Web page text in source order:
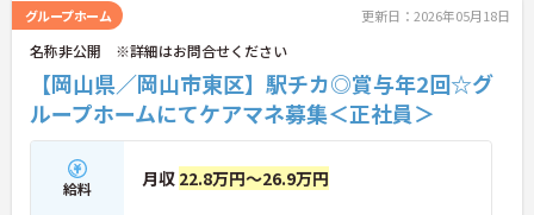
グループホーム 更新日：2026年05月18日
名称非公開 ※詳細はお問合せください
【岡山県／岡山市東区】駅チカ◎賞与年2回☆グ
ループホームにてケアマネ募集＜正社員＞
給料 月収 22.8万円～26.9万円